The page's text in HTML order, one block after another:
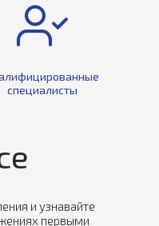
специалисты
и узнавайте
первыми